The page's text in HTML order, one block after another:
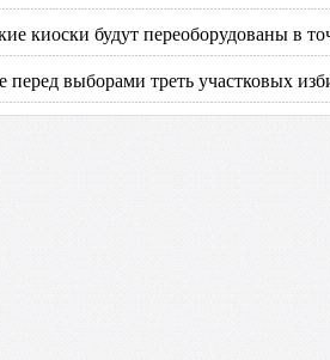
киоски будут переоборудованы в
выборами треть участковых